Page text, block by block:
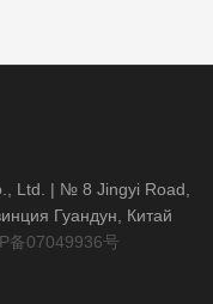
Ltd. | № 8 Jingyi Road,
Гуандун, Китай
备07049936号